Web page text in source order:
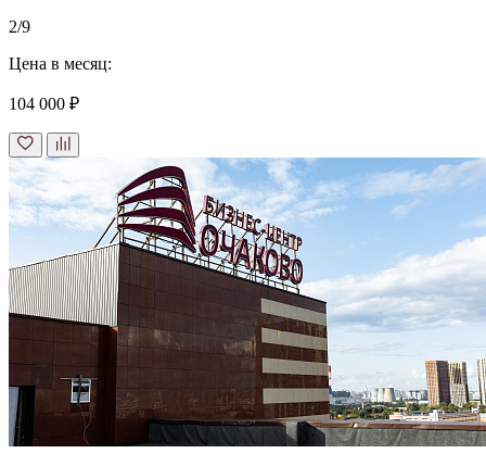
2/9
Цена в месяц:
104 000 ₽